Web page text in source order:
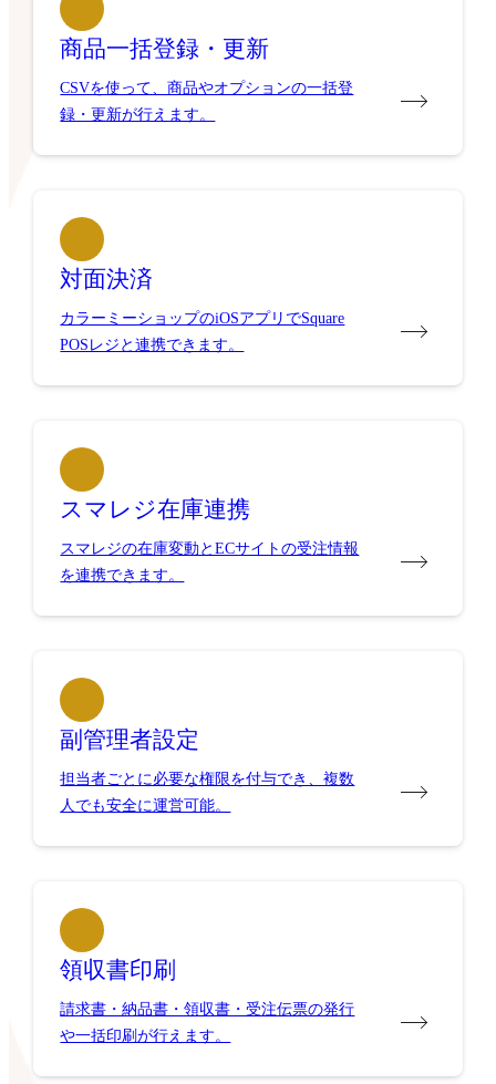
商品一括登録・更新
CSVを使って、商品やオプションの一括登
録・更新が行えます。
対面決済
カラーミーショップのiOSアプリでSquare
POSレジと連携できます。
スマレジ在庫連携
スマレジの在庫変動とECサイトの受注情報
を連携できます。
副管理者設定
担当者ごとに必要な権限を付与でき、複数
人でも安全に運営可能。
領収書印刷
請求書・納品書・領収書・受注伝票の発行
や一括印刷が行えます。